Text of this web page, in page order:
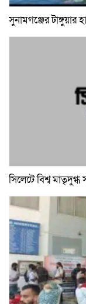
সুনামগঞ্জের টাঙ্গুয়ার
সিলেটে বিশ্ব